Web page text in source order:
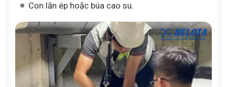
Con lăn ép hoặc búa cao su.